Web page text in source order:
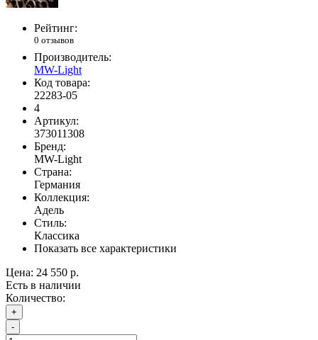
Рейтинг:
0 отзывов
Производитель:
MW-Light
Код товара:
22283-05
4
Артикул:
373011308
Бренд:
MW-Light
Страна:
Германия
Коллекция:
Адель
Стиль:
Классика
Показать все характеристики
Цена: 24 550 р.
Есть в наличии
Количество:
+
-